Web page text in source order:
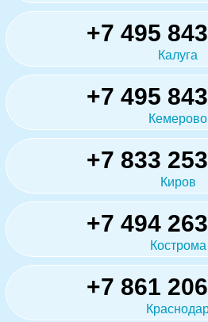
+7 495
Калуга
+7 495
Кемерово
+7 833
Киров
+7 494
Кострома
+7 861